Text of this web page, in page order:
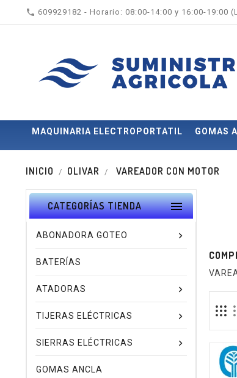
 609929182 - Horario: 08:00-14:00 y 16:00-19:00
MAQUINARIA ELECTROPORTATIL GOMAS
INICIO OLIVAR VAREADOR CON MOTOR
CATEGORÍAS TIENDA 
ABONADORA GOTEO
BATERÍAS
ATADORAS
TIJERAS ELÉCTRICAS
SIERRAS ELÉCTRICAS
GOMAS ANCLA